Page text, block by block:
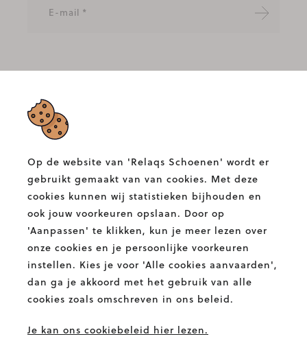
T.
054 58 82 00
E.
info@relaqs.be
Facebook
Relaqs
Schoenen
Instagram
Relaqs
Schoenen
BETALINGSMETHODES
Op de website van 'Relaqs Schoenen' wordt er
gebruikt gemaakt van van cookies. Met deze
cookies kunnen wij statistieken bijhouden en
ook jouw voorkeuren opslaan. Door op
'Aanpassen' te klikken, kun je meer lezen over
onze cookies en je persoonlijke voorkeuren
instellen. Kies je voor 'Alle cookies aanvaarden',
dan ga je akkoord met het gebruik van alle
cookies zoals omschreven in ons beleid.
Je kan ons cookiebeleid hier lezen.